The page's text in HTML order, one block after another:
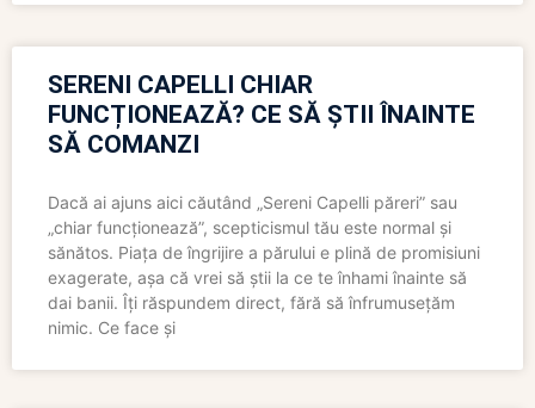
SERENI CAPELLI CHIAR
FUNCȚIONEAZĂ? CE SĂ ȘTII ÎNAINTE
SĂ COMANZI
Dacă ai ajuns aici căutând „Sereni Capelli păreri” sau
„chiar funcționează”, scepticismul tău este normal și
sănătos. Piața de îngrijire a părului e plină de promisiuni
exagerate, așa că vrei să știi la ce te înhami înainte să
dai banii. Îți răspundem direct, fără să înfrumusețăm
nimic. Ce face și